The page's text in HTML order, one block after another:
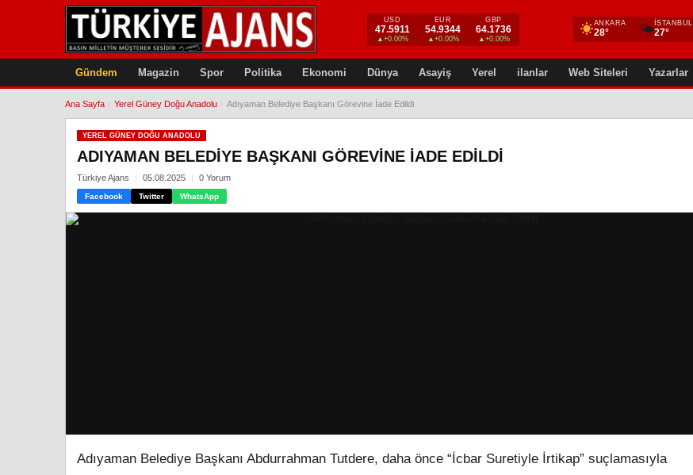
USD
47.5911
▲+0.00%
EUR
54.9344
▲+0.00%
GBP
64.1736
▲+0.00%
ANKARA
28° 🌤 İSTANBUL
27°
Gündem Magazin Spor Politika Ekonomi Dünya Asayiş Yerel ilanlar Web Siteleri Yazarlar
Ana Sayfa Yerel Güney Doğu Anadolu Adıyaman Belediye Başkanı Görevine İade Edildi
YEREL GÜNEY DOĞU ANADOLU
ADIYAMAN BELEDIYE BAŞKANI GÖREVINE İADE EDILDI
Türkiye Ajans 05.08.2025 0 Yorum
Facebook Twitter WhatsApp
Adıyaman Belediye Başkanı Abdurrahman Tutdere, daha önce “İcbar Suretiyle İrtikap” suçlamasıyla